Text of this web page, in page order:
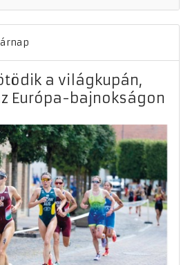
a világkupán,
Európa-bajnokságon